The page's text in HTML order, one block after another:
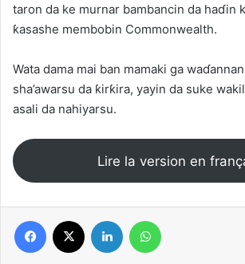
taron da ke murnar bambancin da haɗin
ƙasashe membobin Commonwealth.
Wata dama mai ban mamaki ga
sha’awarsu da ƙirƙira, yayin da suke
asali da nahiyarsu.
Lire la version en
Facebook Linkedin